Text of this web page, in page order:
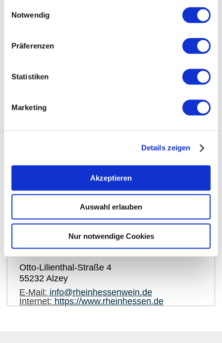
Notwendig
Präferenzen
Statistiken
Marketing
Details zeigen
Akzeptieren
Auswahl erlauben
Nur notwendige Cookies
auf Karte anzeigen
Kontaktinformationen:
Otto-Lilienthal-Straße 4
55232 Alzey
E-Mail: info@rheinhessenwein.de
Internet: https://www.rheinhessen.de